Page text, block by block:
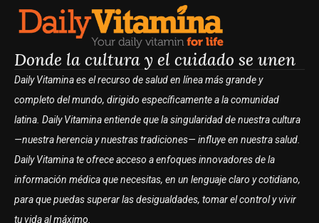
Donde la cultura y el cuidado se unen
Daily Vitamina es el recurso de salud en línea más grande y
completo del mundo, dirigido específicamente a la comunidad
latina. Daily Vitamina entiende que la singularidad de nuestra cultura
—nuestra herencia y nuestras tradiciones— influye en nuestra salud.
Daily Vitamina te ofrece acceso a enfoques innovadores de la
información médica que necesitas, en un lenguaje claro y cotidiano,
para que puedas superar las desigualdades, tomar el control y vivir
tu vida al máximo.